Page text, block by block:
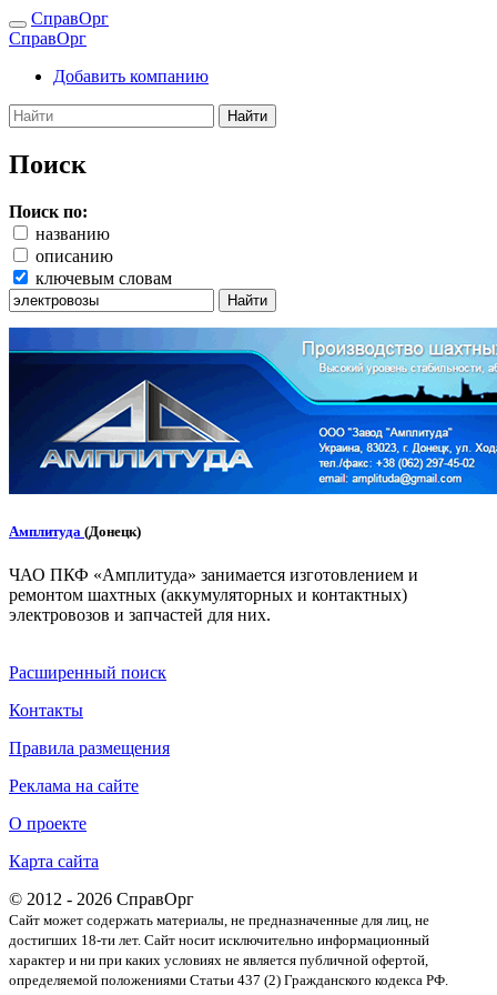
СправОрг
СправОрг
Добавить компанию
Найти
Поиск
Поиск по:
названию
описанию
ключевым словам
Найти
Амплитуда (Донецк)
ЧАО ПКФ «Амплитуда» занимается изготовлением и
ремонтом шахтных (аккумуляторных и контактных)
электровозов и запчастей для них.
Расширенный поиск
Контакты
Правила размещения
Реклама на сайте
О проекте
Карта сайта
© 2012 - 2026 СправОрг
Сайт может содержать материалы, не предназначенные для лиц, не
достигших 18-ти лет. Cайт носит исключительно информационный
характер и ни при каких условиях не является публичной офертой,
определяемой положениями Статьи 437 (2) Гражданского кодекса РФ.